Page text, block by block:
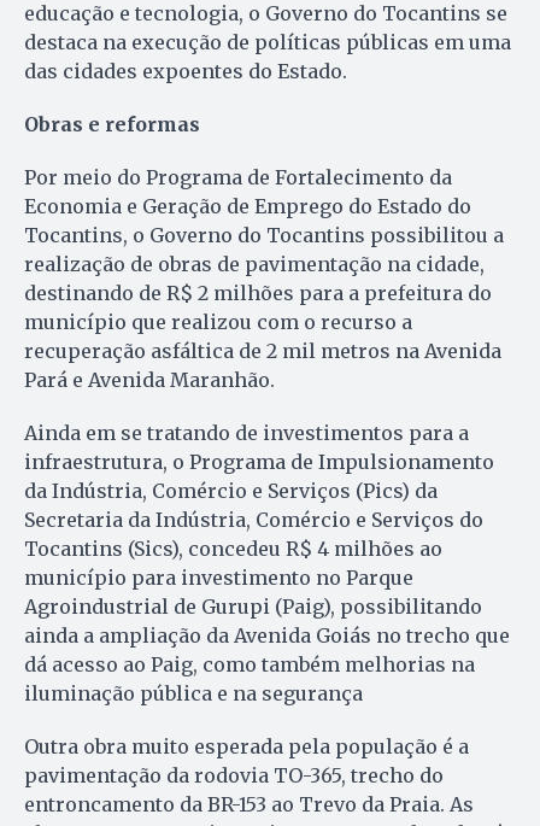
educação e tecnologia, o Governo do Tocantins se
destaca na execução de políticas públicas em uma
das cidades expoentes do Estado.
Obras e reformas
Por meio do Programa de Fortalecimento da
Economia e Geração de Emprego do Estado do
Tocantins, o Governo do Tocantins possibilitou a
realização de obras de pavimentação na cidade,
destinando de R$ 2 milhões para a prefeitura do
município que realizou com o recurso a
recuperação asfáltica de 2 mil metros na Avenida
Pará e Avenida Maranhão.
Ainda em se tratando de investimentos para a
infraestrutura, o Programa de Impulsionamento
da Indústria, Comércio e Serviços (Pics) da
Secretaria da Indústria, Comércio e Serviços do
Tocantins (Sics), concedeu R$ 4 milhões ao
município para investimento no Parque
Agroindustrial de Gurupi (Paig), possibilitando
ainda a ampliação da Avenida Goiás no trecho que
dá acesso ao Paig, como também melhorias na
iluminação pública e na segurança
Outra obra muito esperada pela população é a
pavimentação da rodovia TO-365, trecho do
entroncamento da BR-153 ao Trevo da Praia. As